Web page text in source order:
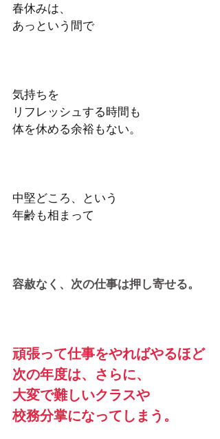
春休みは、
あっという間で
気持ちを
リフレッシュする時間も
体を休める余裕もない。
中堅どころ、という
年齢も相まって
容赦なく、次の仕事は押し寄せる。
頑張って仕事をやればやるほど
次の年度は、さらに、
大変で難しいクラスや
校務分掌になってしまう。